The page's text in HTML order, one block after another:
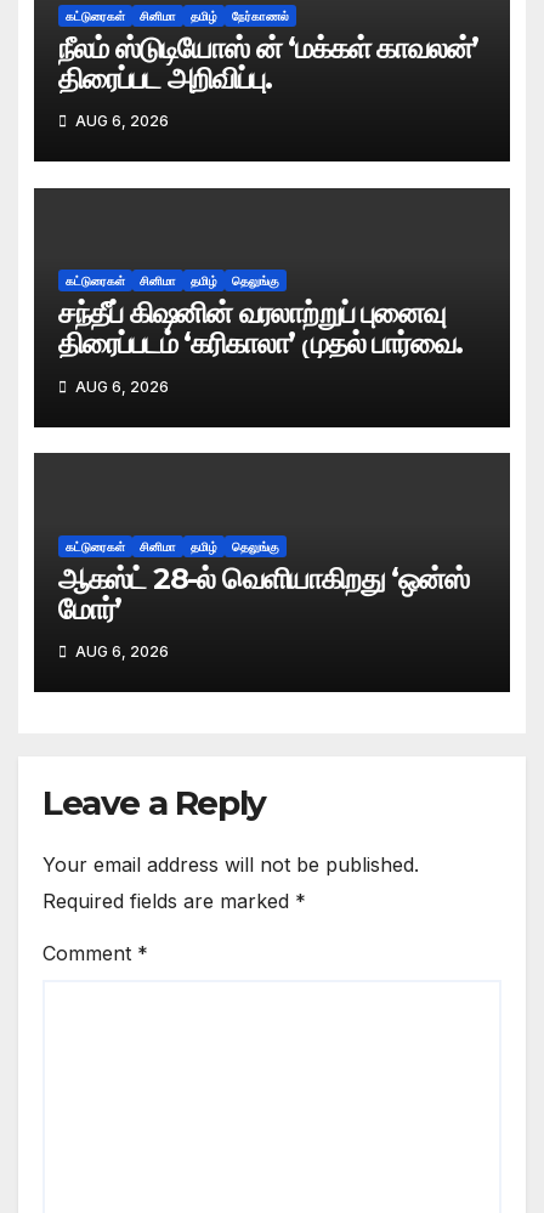
கட்டுரைகள் சினிமா தமிழ் நேர்காணல்
நீலம் ஸ்டுடியோஸ் ன் ‘மக்கள் காவலன்’
திரைப்பட அறிவிப்பு.
AUG 6, 2026
கட்டுரைகள் சினிமா தமிழ் தெலுங்கு
சந்தீப் கிஷனின் வரலாற்றுப் புனைவு
திரைப்படம் ‘கரிகாலா’ முதல் பார்வை.
AUG 6, 2026
கட்டுரைகள் சினிமா தமிழ் தெலுங்கு
ஆகஸ்ட் 28-ல் வெளியாகிறது ‘ஒன்ஸ்
மோர்’
AUG 6, 2026
Leave a Reply
Your email address will not be published.
Required fields are marked *
Comment *